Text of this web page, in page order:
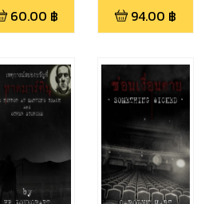
60.00 ฿ 94.00 ฿